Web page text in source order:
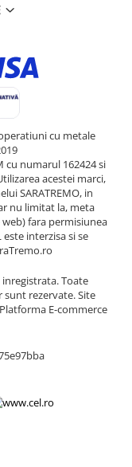
cu metale
cu numarul 162424 si
acestei marci,
SARATREMO, in
nu limitat la, meta
fara permisiunea
este interzisa si se
inregistrata. Toate
rezervate. Site
Platforma E-commerce